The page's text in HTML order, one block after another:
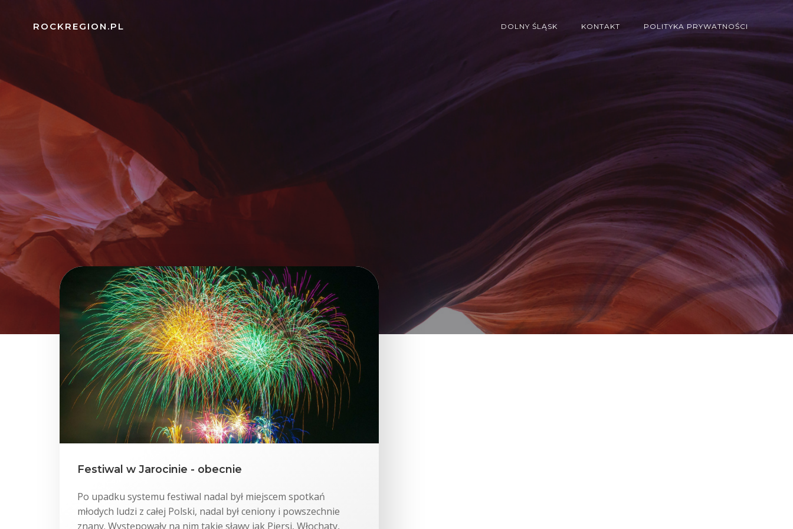
ROCKREGION.PL DOLNY ŚLĄSK KONTAKT POLITYKA PRYWATNOŚCI
Festiwal w Jarocinie - obecnie
Po upadku systemu festiwal nadal był miejscem spotkań
młodych ludzi z całej Polski, nadal był ceniony i powszechnie
znany. Występowały na nim takie sławy jak Piersi, Włochaty,